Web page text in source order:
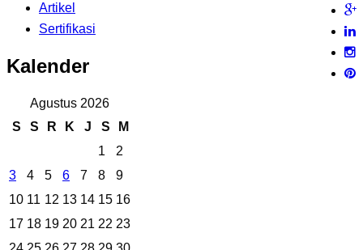
Artikel
Sertifikasi
Kalender
Agustus 2026
S
S R K J S
M
1
2
3
4 5 6 7 8
9
10 11 12 13 14 15 16
17 18 19 20 21 22 23